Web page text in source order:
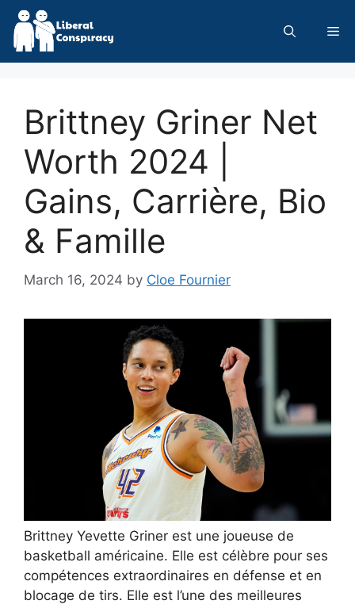
Skip
content
Brittney Griner Net
Worth 2024 |
Gains, Carrière, Bio
& Famille
March 16, 2024 by Cloe Fournier
Brittney Yevette Griner est une joueuse de
basketball américaine. Elle est célèbre pour ses
compétences extraordinaires en défense et en
blocage de tirs. Elle est l’une des meilleures